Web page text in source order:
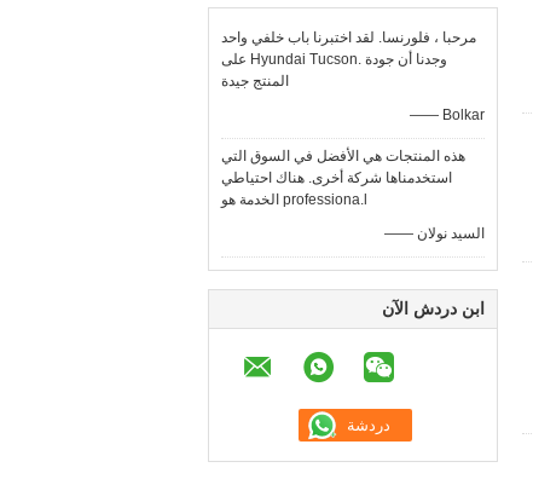
مرحبا ، فلورنسا. لقد اختبرنا باب خلفي واحد
على Hyundai Tucson. وجدنا أن جودة
المنتج جيدة
—— Bolkar
هذه المنتجات هي الأفضل في السوق التي
استخدمناها شركة أخرى. هناك احتياطي
الخدمة هو professiona.l
—— السيد نولان
ابن دردش الآن